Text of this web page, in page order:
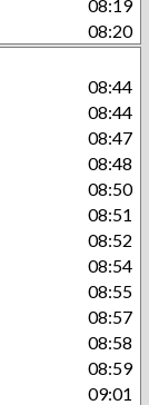
08:19
08:20
08:44
08:44
08:47
08:48
08:50
08:51
08:52
08:54
08:55
08:57
08:58
08:59
09:01